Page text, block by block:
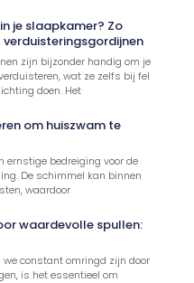
je slaapkamer? Zo
verduisteringsgordijnen
zijn bijzonder handig om je
wat ze zelfs bij fel
doen. Het
om huiszwam te
ernstige bedreiging voor de
De schimmel kan binnen
waardoor
waardevolle spullen:
we constant omringd zijn door
is het essentieel om